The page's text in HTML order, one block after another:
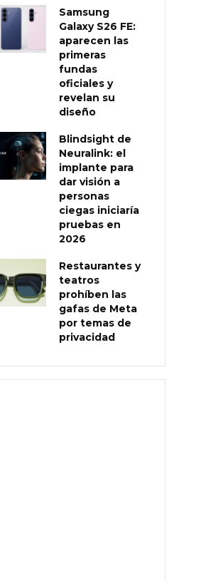
Samsung
Galaxy S26 FE:
aparecen las
primeras
fundas
oficiales y
revelan su
diseño
Blindsight de
Neuralink: el
implante para
dar visión a
personas
ciegas iniciaría
pruebas en
2026
Restaurantes y
teatros
prohíben las
gafas de Meta
por temas de
privacidad